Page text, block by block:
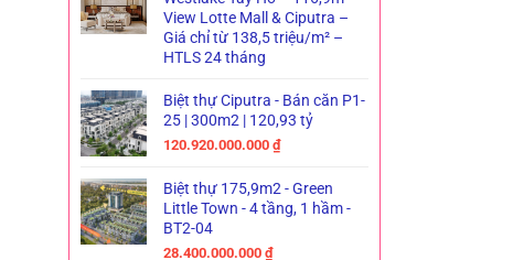
View Lotte Mall & Ciputra –
Giá chỉ từ 138,5 triệu/m² –
HTLS 24 tháng
Biệt thự Ciputra - Bán căn P1-
25 | 300m2 | 120,93 tỷ
120.920.000.000 ₫
Biệt thự 175,9m2 - Green
Little Town - 4 tầng, 1 hầm -
BT2-04
28.400.000.000 ₫